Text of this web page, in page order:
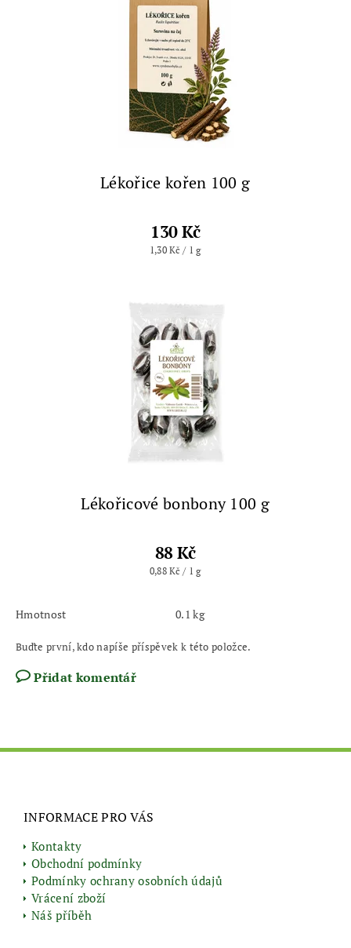
Lékořice kořen 100 g
130 Kč
1,30 Kč / 1 g
Lékořicové bonbony 100 g
88 Kč
0,88 Kč / 1 g
Hmotnost 0.1 kg
Buďte první, kdo napíše příspěvek k této položce.
Přidat komentář
INFORMACE PRO VÁS
Kontakty
Obchodní podmínky
Podmínky ochrany osobních údajů
Vrácení zboží
Náš příběh